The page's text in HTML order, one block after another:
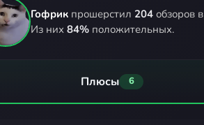
Гофрик прошерстил 204 обзоров
Из них 84% положительных.
Плюсы 6